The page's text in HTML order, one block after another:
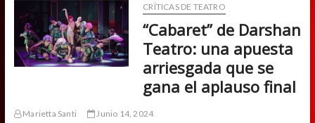
Ictus
Teatro
la
Provincia
CRÍTICAS DE TEATRO
“Cabaret” de Darshan
Teatro: una apuesta
arriesgada que se
gana el aplauso final
Marietta Santi Junio 14, 2024